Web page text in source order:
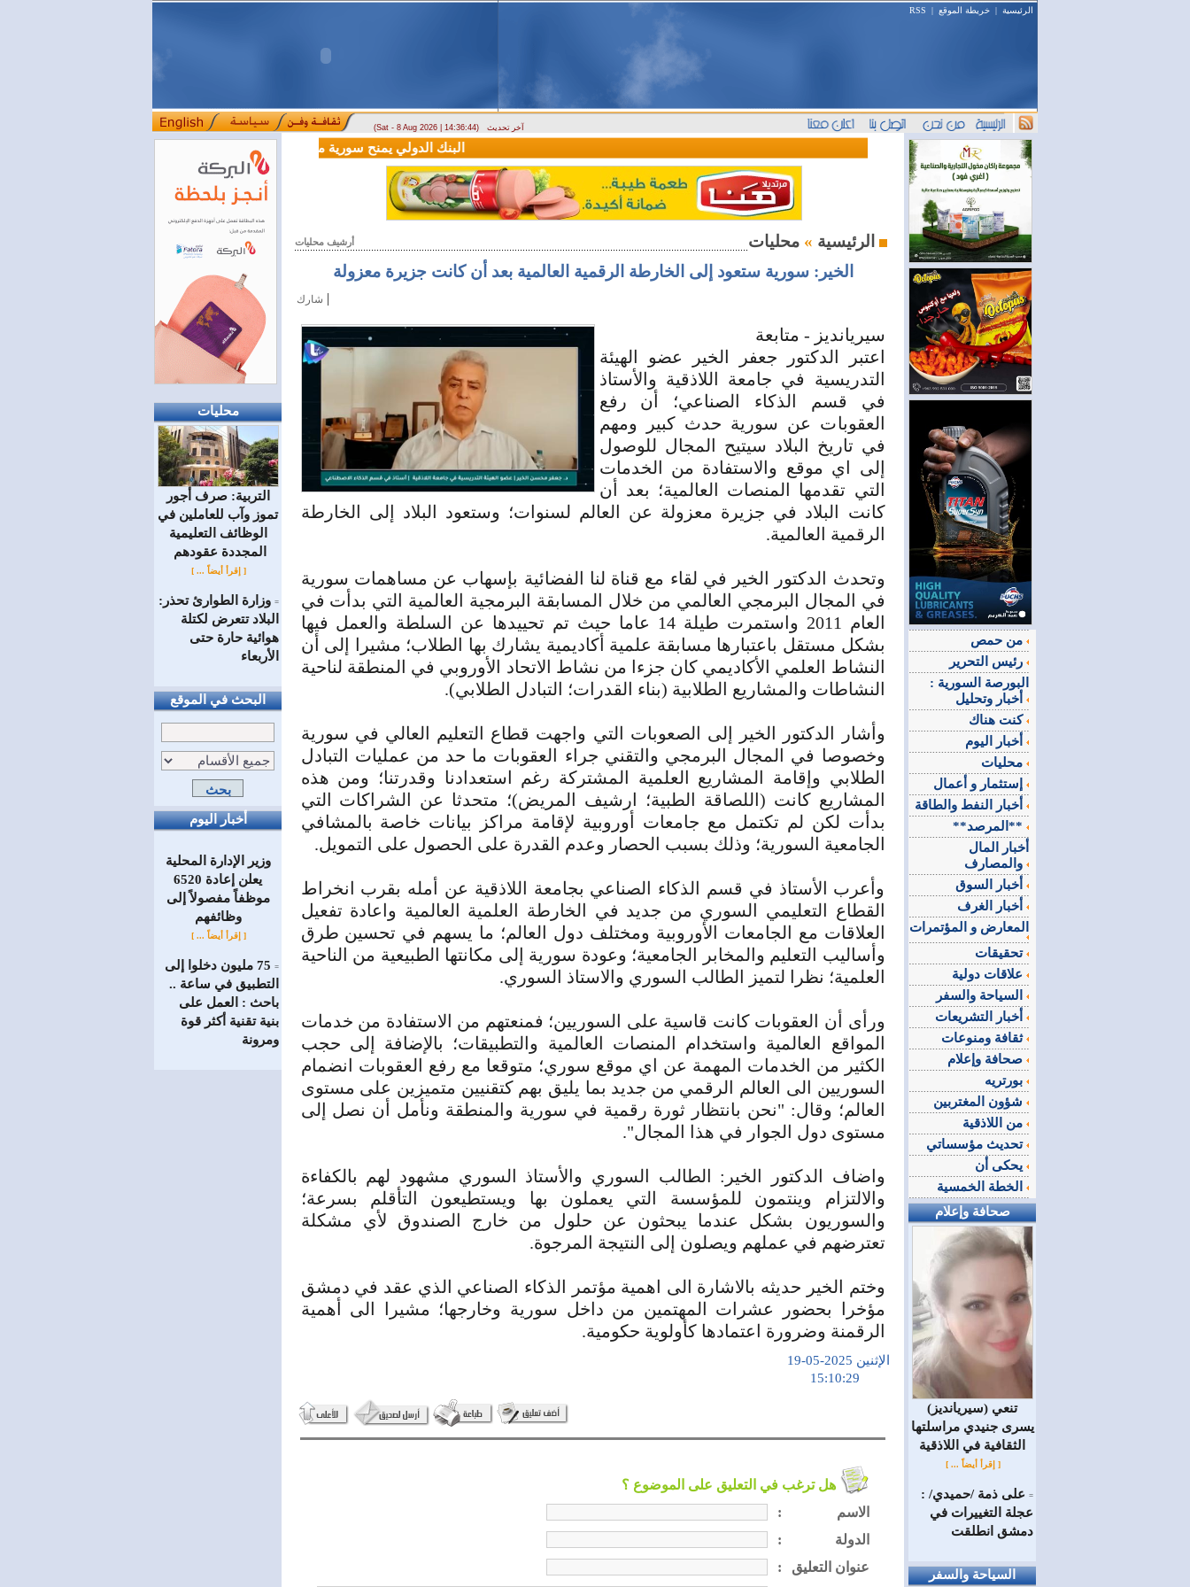
الرئيسية | خريطة الموقع |
RSS
(Sat - 8 Aug 2026 | 14:36:44) آخر تحديث
محليات
التربية: صرف أجور
تموز وآب للعاملين في
الوظائف ‏التعليمية
المجددة عقودهم ‏
[ إقرأ أيضاً ... ]
= وزارة الطوارئ تحذر:
البلاد تتعرض لكتلة
هوائية حارة حتى
الأربعاء
البحث في الموقع
أخبار اليوم
وزير الإدارة المحلية
يعلن إعادة 6520
موظفاً مفصولاً إلى
‏وظائفهم
[ إقرأ أيضاً ... ]
=
75 مليون دخلوا إلى
التطبيق في ساعة ..
باحث : العمل على
بنية تقنية أكثر قوة
ومرونة
البنك الدولي يمنح سورية منحة مالية بقيمة 100 مليون دولار لدعم إصلاحات القطاع المالي
أرشيف محليات الرئيسية »
الخير: سورية ستعود إلى الخارطة الرقمية العالمية بعد أن كانت جزيرة معزولة
شارك |
سيريانديز - متابعة
اعتبر الدكتور جعفر الخير عضو الهيئة
التدريسية في جامعة اللاذقية والأستاذ
في قسم الذكاء الصناعي؛ أن رفع
العقوبات عن سورية حدث كبير ومهم
في تاريخ البلاد سيتيح المجال للوصول
إلى اي موقع والاستفادة من الخدمات
التي تقدمها المنصات العالمية؛ بعد أن
كانت البلاد في جزيرة معزولة عن العالم لسنوات؛ وستعود البلاد إلى الخارطة
الرقمية العالمية.
وتحدث الدكتور الخير في لقاء مع قناة لنا الفضائية بإسهاب عن مساهمات سورية
في المجال البرمجي العالمي من خلال المسابقة البرمجية العالمية التي بدأت في
العام 2011 واستمرت طيلة 14 عاما حيث تم تحييدها عن السلطة والعمل فيها
بشكل مستقل باعتبارها مسابقة علمية أكاديمية يشارك بها الطلاب؛ مشيرا إلى أن
النشاط العلمي الأكاديمي كان جزءا من نشاط الاتحاد الأوروبي في المنطقة لناحية
النشاطات والمشاريع الطلابية (بناء القدرات؛ التبادل الطلابي).
وأشار الدكتور الخير إلى الصعوبات التي واجهت قطاع التعليم العالي في سورية
وخصوصا في المجال البرمجي والتقني جراء العقوبات ما حد من عمليات التبادل
الطلابي وإقامة المشاريع العلمية المشتركة رغم استعدادنا وقدرتنا؛ ومن هذه
المشاريع كانت (اللصاقة الطبية؛ ارشيف المريض)؛ متحدثا عن الشراكات التي
بدأت لكن لم تكتمل مع جامعات أوروبية لإقامة مراكز بيانات خاصة بالمشافي
الجامعية السورية؛ وذلك بسبب الحصار وعدم القدرة على الحصول على التمويل.
وأعرب الأستاذ في قسم الذكاء الصناعي بجامعة اللاذقية عن أمله بقرب انخراط
القطاع التعليمي السوري من جديد في الخارطة العلمية العالمية واعادة تفعيل
العلاقات مع الجامعات الأوروبية ومختلف دول العالم؛ ما يسهم في تحسين طرق
وأساليب التعليم والمخابر الجامعية؛ وعودة سورية إلى مكانتها الطبيعية من الناحية
العلمية؛ نظرا لتميز الطالب السوري والاستاذ السوري.
ورأى أن العقوبات كانت قاسية على السوريين؛ فمنعتهم من الاستفادة من خدمات
المواقع العالمية واستخدام المنصات العالمية والتطبيقات؛ بالإضافة إلى حجب
الكثير من الخدمات المهمة عن اي موقع سوري؛ متوقعا مع رفع العقوبات انضمام
السوريين الى العالم الرقمي من جديد بما يليق بهم كتقنيين متميزين على مستوى
العالم؛ وقال: "نحن بانتظار ثورة رقمية في سورية والمنطقة ونأمل أن نصل إلى
مستوى دول الجوار في هذا المجال".
واضاف الدكتور الخير: الطالب السوري والأستاذ السوري مشهود لهم بالكفاءة
والالتزام وينتمون للمؤسسة التي يعملون بها ويستطيعون التأقلم بسرعة؛
والسوريون بشكل عندما يبحثون عن حلول من خارج الصندوق لأي مشكلة
تعترضهم في عملهم ويصلون إلى النتيجة المرجوة.
وختم الخير حديثه بالاشارة الى اهمية مؤتمر الذكاء الصناعي الذي عقد في دمشق
مؤخرا بحضور عشرات المهتمين من داخل سورية وخارجها؛ مشيرا الى أهمية
الرقمنة وضرورة اعتمادها كأولوية حكومية.
الإثنين 2025-05-19
هل ترغب في التعليق على الموضوع ؟
:
الاسم
:
الدولة
:
عنوان التعليق
البورصة السورية :
كنت هناك
**المرصد**
أخبار المال
المعارض و المؤتمرات
تحقيقات
ثقافة ومنوعات
تحديث مؤسساتي
صحافة وإعلام
(سيريانديز) تنعي
يسرى جنيدي مراسلتها
الثقافية في اللاذقية
[ إقرأ أيضاً ... ]
= على ذمة /حميدي/ :
عجلة التغييرات في
دمشق انطلقت
السياحة والسفر